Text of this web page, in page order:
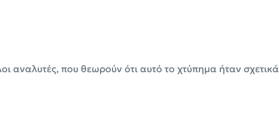
αναλυτές, που θεωρούν ότι αυτό το χτύπημα ήταν σχετικά